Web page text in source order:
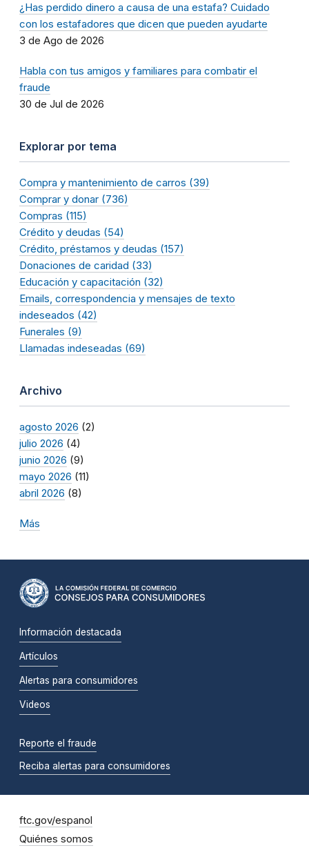
¿Has perdido dinero a causa de una estafa? Cuidado
con los estafadores que dicen que pueden ayudarte
3 de Ago de 2026
Habla con tus amigos y familiares para combatir el
fraude
30 de Jul de 2026
Explorar por tema
Compra y mantenimiento de carros (39)
Comprar y donar (736)
Compras (115)
Crédito y deudas (54)
Crédito, préstamos y deudas (157)
Donaciones de caridad (33)
Educación y capacitación (32)
Emails, correspondencia y mensajes de texto
indeseados (42)
Funerales (9)
Llamadas indeseadas (69)
Archivo
agosto 2026 (2)
julio 2026 (4)
junio 2026 (9)
mayo 2026 (11)
abril 2026 (8)
Más
Información destacada
Artículos
Alertas para consumidores
Videos
Reporte el fraude
Reciba alertas para consumidores
ftc.gov/espanol
Quiénes somos